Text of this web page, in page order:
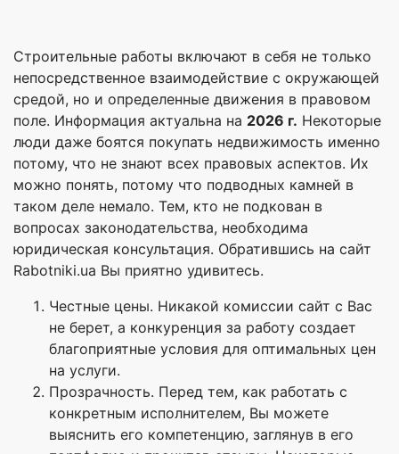
Строительные работы включают в себя не только
непосредственное взаимодействие с окружающей
средой, но и определенные движения в правовом
поле. Информация актуальна на 2026 г. Некоторые
люди даже боятся покупать недвижимость именно
потому, что не знают всех правовых аспектов. Их
можно понять, потому что подводных камней в
таком деле немало. Тем, кто не подкован в
вопросах законодательства, необходима
юридическая консультация. Обратившись на сайт
Rabotniki.ua Вы приятно удивитесь.
Честные цены. Никакой комиссии сайт с Вас
не берет, а конкуренция за работу создает
благоприятные условия для оптимальных цен
на услуги.
Прозрачность. Перед тем, как работать с
конкретным исполнителем, Вы можете
выяснить его компетенцию, заглянув в его